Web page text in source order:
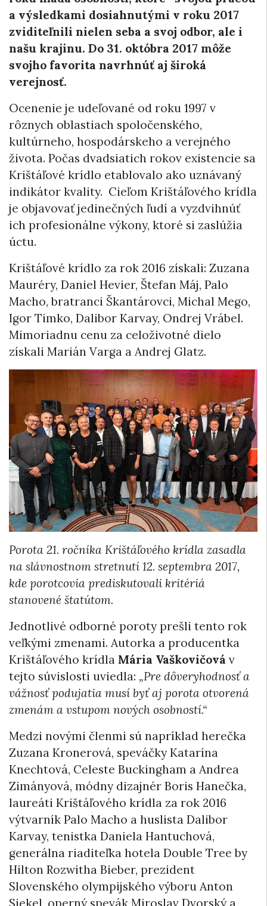
a výsledkami dosiahnutými v roku 2017
zviditeľnili nielen seba a svoj odbor, ale i
našu krajinu. Do 31. októbra 2017 môže
svojho favorita navrhnúť aj široká
verejnosť.
Ocenenie je udeľované od roku 1997 v
rôznych oblastiach spoločenského,
kultúrneho, hospodárskeho a verejného
života. Počas dvadsiatich rokov existencie sa
Krištáľové krídlo etablovalo ako uznávaný
indikátor kvality. Cieľom Krištáľového krídla
je objavovať jedinečných ľudí a vyzdvihnúť
ich profesionálne výkony, ktoré si zaslúžia
úctu.
Krištáľové krídlo za rok 2016 získali: Zuzana
Mauréry, Daniel Hevier, Štefan Máj, Palo
Macho, bratranci Škantárovci, Michal Mego,
Igor Timko, Dalibor Karvay, Ondrej Vrábel.
Mimoriadnu cenu za celoživotné dielo
získali Marián Varga a Andrej Glatz.
Porota 21. ročníka Krištáľového krídla zasadla
na slávnostnom stretnutí 12. septembra 2017,
kde porotcovia prediskutovali kritériá
stanovené štatútom.
Jednotlivé odborné poroty prešli tento rok
veľkými zmenami. Autorka a producentka
Krištáľového krídla Mária Vaškovičová v
tejto súvislosti uviedla: „Pre dôveryhodnosť a
vážnosť podujatia musí byť aj porota otvorená
zmenám a vstupom nových osobností.“
Medzi novými členmi sú napríklad herečka
Zuzana Kronerová, speváčky Katarína
Knechtová, Celeste Buckingham a Andrea
Zimányová, módny dizajnér Boris Hanečka,
laureáti Krištáľového krídla za rok 2016
výtvarník Palo Macho a huslista Dalibor
Karvay, tenistka Daniela Hantuchová,
generálna riaditeľka hotela Double Tree by
Hilton Rozwitha Bieber, prezident
Slovenského olympijského výboru Anton
Siekel, operný spevák Miroslav Dvorský a